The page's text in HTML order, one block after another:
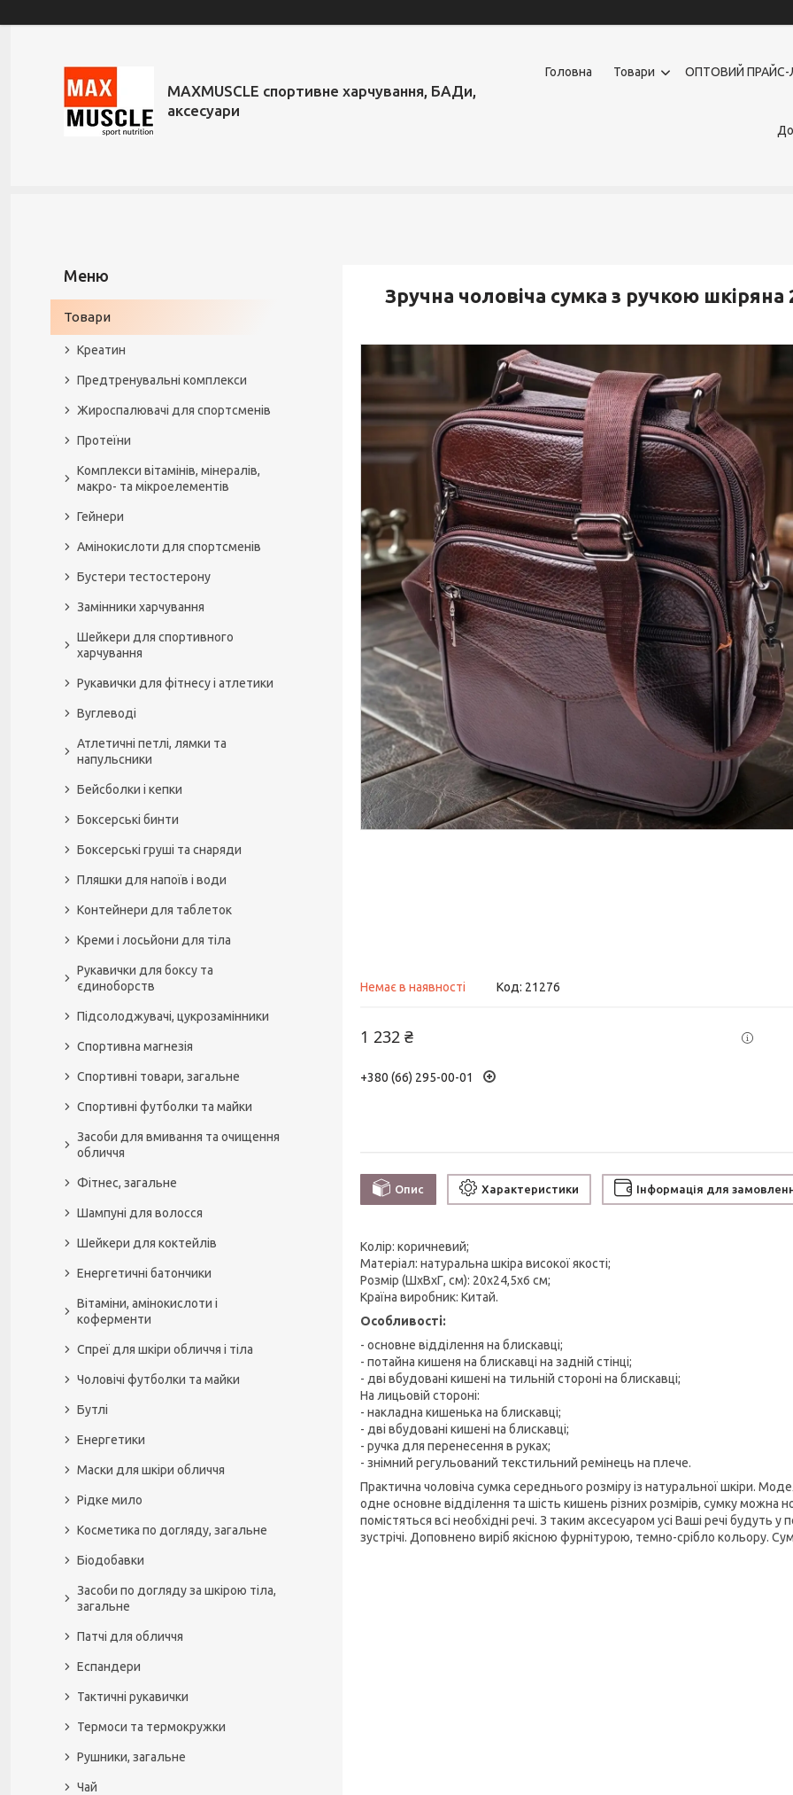
MAXMUSCLE спортивне харчування, БАДи,
аксесуари
Головна Товари OПТОВИЙ ПРАЙС-
Зручна чоловіча сумка з ручкою
Немає в наявності Код: 21276
1 232 ₴
+380 (66) 295-00-01
Опис Характеристики Інформація для
Колір: коричневий;
Матеріал: натуральна шкіра високої якості;
Розмір (ШхВхГ, см): 20х24,5х6 см;
Країна виробник: Китай.
Особливості:
- основне відділення на блискавці;
- потайна кишеня на блискавці на задній стінці;
- дві вбудовані кишені на тильній стороні на блискавці;
На лицьовій стороні:
- накладна кишенька на блискавці;
- дві вбудовані кишені на блискавці;
- ручка для перенесення в руках;
- знімний регульований текстильний ремінець на плече.
Практична чоловіча сумка середнього розміру із натуральної шкіри.
одне основне відділення та шість кишень різних розмірів, сумку можна
помістяться всі необхідні речі. З таким аксесуаром усі Ваші речі
зустрічі. Доповнено виріб якісною фурнітурою, темно-срібло кольору.
Товари
Креатин
Предтренувальні комплекси
Жироспалювачі для спортсменів
Протеїни
Комплекси вітамінів, мінералів,
макро- та мікроелементів
Гейнери
Амінокислоти для спортсменів
Бустери тестостерону
Замінники харчування
Шейкери для спортивного
харчування
Рукавички для фітнесу і атлетики
Вуглеводі
Атлетичні петлі, лямки та
напульсники
Бейсболки і кепки
Боксерські бинти
Боксерські груші та снаряди
Пляшки для напоїв і води
Контейнери для таблеток
Креми і лосьйони для тіла
Рукавички для боксу та
єдиноборств
Підсолоджувачі, цукрозамінники
Спортивна магнезія
Спортивні товари, загальне
Спортивні футболки та майки
Засоби для вмивання та очищення
обличчя
Фітнес, загальне
Шампуні для волосся
Шейкери для коктейлів
Енергетичні батончики
Вітаміни, амінокислоти і
коферменти
Спреї для шкіри обличчя і тіла
Чоловічі футболки та майки
Бутлі
Енергетики
Маски для шкіри обличчя
Рідке мило
Косметика по догляду, загальне
Біодобавки
Засоби по догляду за шкірою тіла,
загальне
Патчі для обличчя
Еспандери
Тактичні рукавички
Термоси та термокружки
Рушники, загальне
Чай